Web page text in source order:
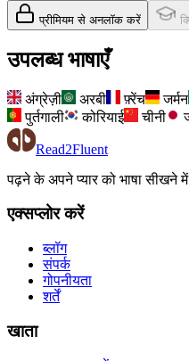
प्रीमियम से अनलॉक करें
उपलब्ध भाषाएँ
अंग्रेज़ी अरबी फ़्रेंच जर्मन
पुर्तगाली
कोरियाई चीनी
Read2Fluent
पढ़ने के अपने प्यार को भाषा सीखने
एक्सप्लोर करें
ब्लॉग
संपर्क
गोपनीयता
शर्तें
खाता